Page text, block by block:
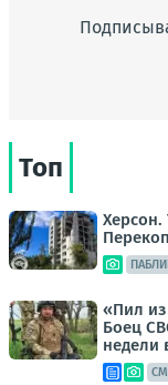
Топ
Херсон.
«Пил
Боец
недели